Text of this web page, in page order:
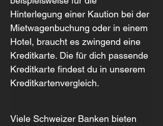
Hinterlegung einer Kaution bei der
Mietwagenbuchung oder in einem
Hotel, braucht es zwingend eine
Kreditkarte. Die für dich passende
Kreditkarte findest du in unserem
Kreditkartenvergleich.
Viele Schweizer Banken bieten